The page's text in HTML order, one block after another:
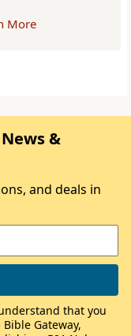
More
&
and deals in
that you
Gateway,